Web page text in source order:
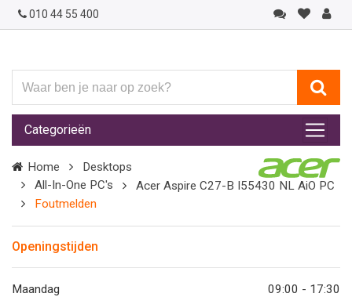
010 44 55 400
ben
je
naar
op
zoek?
Categorieën
Home
Desktops
All-In-One PC's
Acer Aspire C27-B I55430 NL AiO PC
Foutmelden
Openingstijden
Maandag
09:00 - 17:30